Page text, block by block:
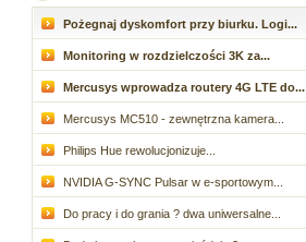
Pożegnaj dyskomfort przy biurku. Logi...
Monitoring w rozdzielczości 3K za...
Mercusys wprowadza routery 4G LTE do...
Mercusys MC510 - zewnętrzna kamera...
Philips Hue rewolucjonizuje...
NVIDIA G-SYNC Pulsar w e-sportowym...
Do pracy i do grania ? dwa uniwersalne...